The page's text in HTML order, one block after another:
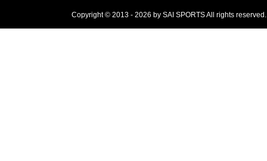
Copyright © 2013 - 2026 by SAI SPORTS All rights reserved.